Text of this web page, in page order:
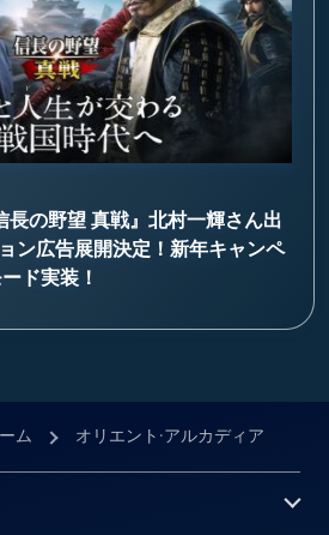
長の野望 真戦』北村一輝さん出
ン広告展開決定！新年キャンペ
ド実装！
ム オリエント·アルカディア